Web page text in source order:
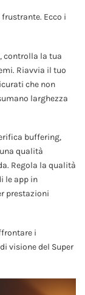
Ecco i
controlla la tua
Riavvia il tuo
che non
larghezza
buffering,
qualità
Regola la qualità
le app in
prestazioni
i
visione del Super